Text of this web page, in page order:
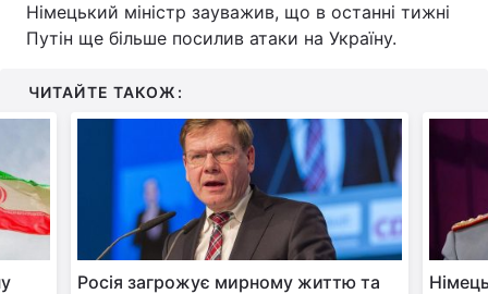
Німецький міністр зауважив, що в останні тижні
Путін ще більше посилив атаки на Україну.
ЧИТАЙТЕ ТАКОЖ:
Росія загрожує мирному життю та